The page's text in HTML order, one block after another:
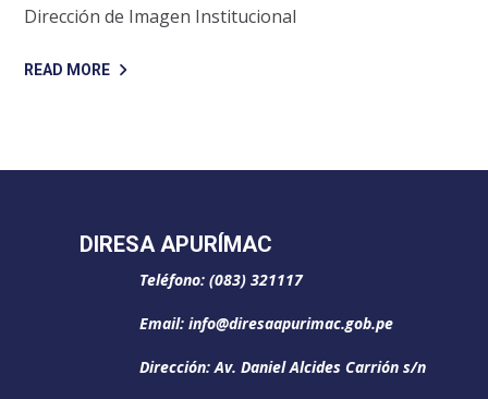
Dirección de Imagen Institucional
READ MORE
DIRESA APURÍMAC
Teléfono: (083) 321117
Email: info@diresaapurimac.gob.pe
Dirección: Av. Daniel Alcides Carrión s/n